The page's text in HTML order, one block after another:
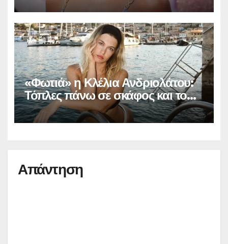
Instagram (φωτο)
«Φωτιά» η Κλέλια Ανδριολάτου:
Τόπλες πάνω σε σκάφος και το
Instagram… παραληρεί
Απάντηση